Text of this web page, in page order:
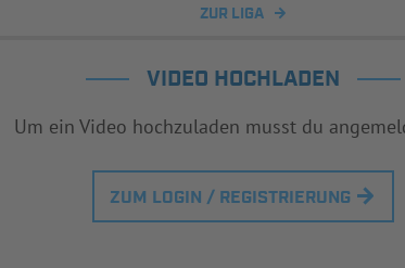
ZUR LIGA
VIDEO HOCHLADEN
Um ein Video hochzuladen musst du
ZUM LOGIN / REGISTRIERUNG